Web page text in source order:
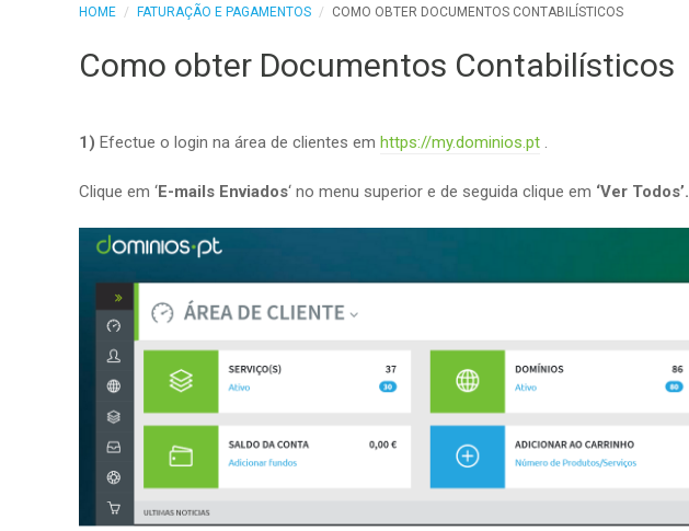
HOME / FATURAÇÃO E PAGAMENTOS / COMO OBTER DOCUMENTOS CONTABILÍSTICOS
Como obter Documentos Contabilísticos
1) Efectue o login na área de clientes em https://my.dominios.pt .
Clique em ‘E-mails Enviados‘ no menu superior e de seguida clique em ‘Ver Todos’.